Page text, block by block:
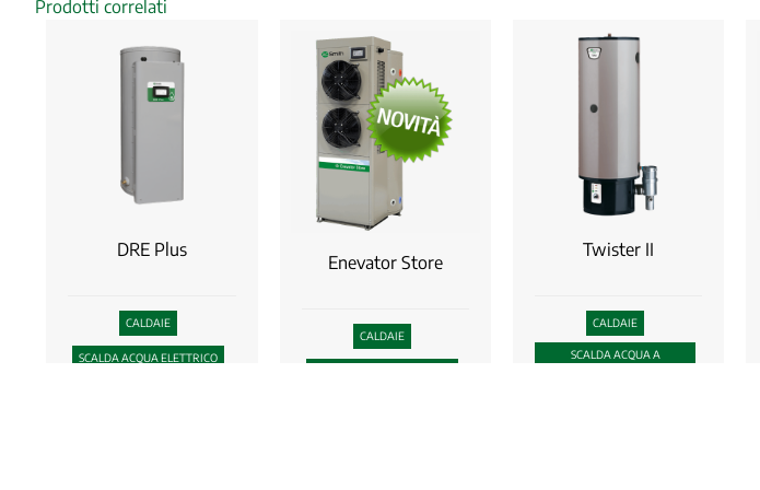
Prodotti correlati
DRE Plus
CALDAIE
SCALDA ACQUA ELETTRICO
Enevator Store
CALDAIE
Twister II
CALDAIE
SCALDA ACQUA A